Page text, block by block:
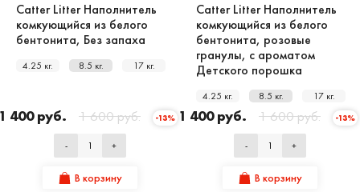
Catter Litter Наполнитель
комкующийся из белого
бентонита, Без запаха
4.25 кг. 8.5 кг. 17 кг.
400 руб. 1 600 руб. -13%
- +
В корзину
Catter Litter Наполнитель
комкующийся из белого
бентонита, розовые
гранулы, с ароматом
Детского порошка
4.25 кг. 8.5 кг. 17 кг.
1 400 руб. 1 600 руб. -13%
- +
В корзину